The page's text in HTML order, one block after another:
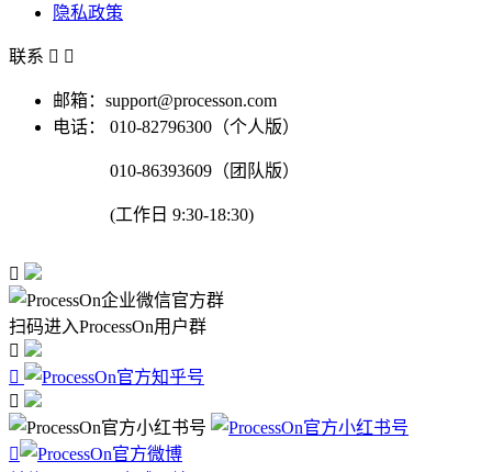
隐私政策
联系  
邮箱：support@processon.com
电话：
010-82796300（个人版）
010-86393609（团队版）
(工作日 9:30-18:30)

扫码进入ProcessOn用户群



